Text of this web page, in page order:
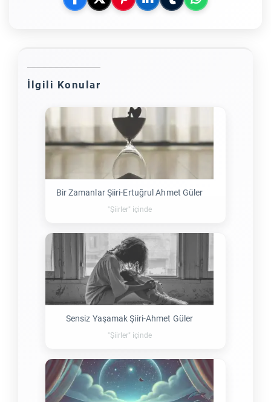
İlgili Konular
Bir Zamanlar Şiiri-Ertuğrul Ahmet Güler
"Şiirler" içinde
Sensiz Yaşamak Şiiri-Ahmet Güler
"Şiirler" içinde